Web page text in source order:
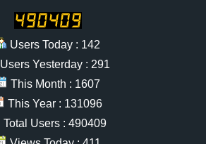
Users Today : 142
Users Yesterday : 291
This Month : 1607
This Year : 131096
Total Users : 490409